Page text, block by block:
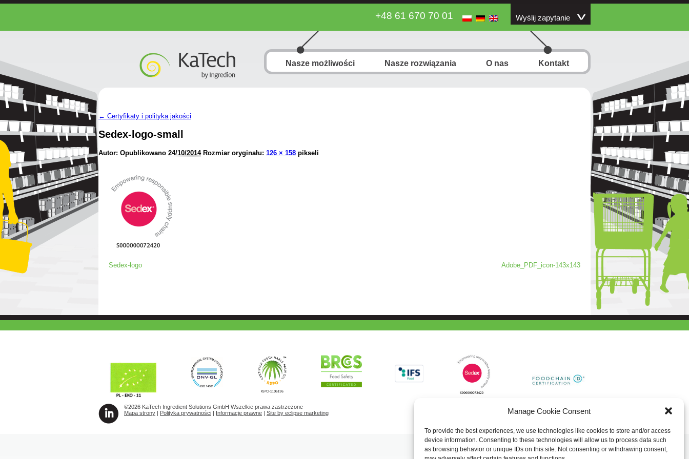
Manage Cookie Consent
To provide the best experiences, we use technologies like cookies to store and/or access
device information. Consenting to these technologies will allow us to process data such
as browsing behavior or unique IDs on this site. Not consenting or withdrawing consent,
+48 61 670 70 01 Wyślij zapytanie
Nasze możliwości Nasze rozwiązania O nas Kontakt
← Certyfikaty i polityka jakości
Sedex-logo-small
Autor: Opublikowano 24/10/2014 Rozmiar oryginału: 126 × 158 pikseli
Sedex-logo Adobe_PDF_icon-143x143
©2026 KaTech Ingredient Solutions GmbH Wszelkie prawa zastrzeżone
Mapa strony | Polityka prywatności | Informacje prawne | Site by eclipse marketing